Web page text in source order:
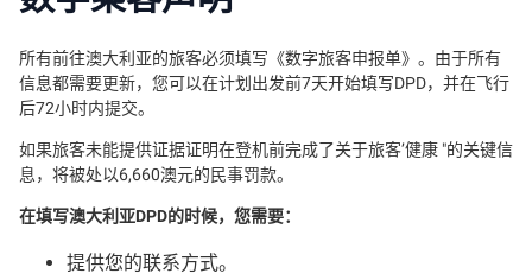
所有前往澳大利亚的旅客必须填写《数字旅客申报单》。由于所有
信息都需要更新，您可以在计划出发前7天开始填写DPD，并在飞行
后72小时内提交。
如果旅客未能提供证据证明在登机前完成了关于旅客’健康 "的关键信
息，将被处以6,660澳元的民事罚款。
在填写澳大利亚DPD的时候，您需要：
提供您的联系方式。